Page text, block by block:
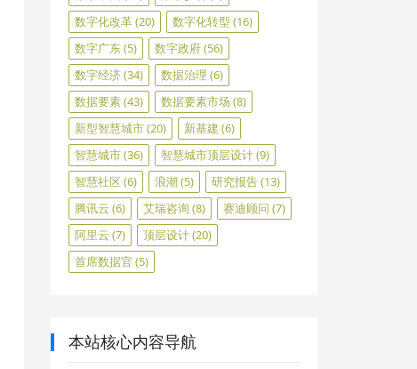
数字化改革(20) 数字化转型 (16)
数字广东(5) 数字政府(56)
数字经济(34) 数据治理 (6)
数据要素(43) 数据要素市场 (8)
新型智慧城市(20) 新基建 (6)
智慧城市(36) 智慧城市顶层设计(9)
智慧社区 (6) 浪潮(5) 研究报告(13)
腾讯云 (6) 艾瑞咨询 (8) 赛迪顾问 (7)
阿里云 (7) 顶层设计(20)
首席数据官 (5)
本站核心内容导航